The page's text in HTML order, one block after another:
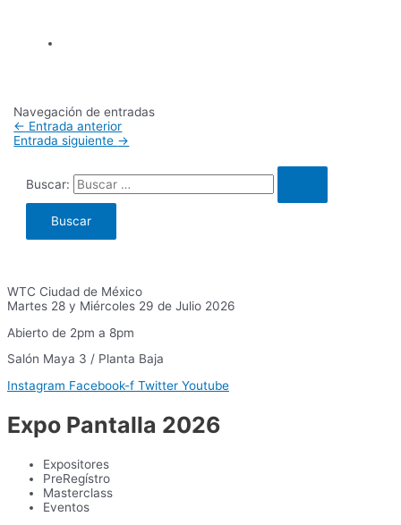
Navegación de entradas
← Entrada anterior
Entrada siguiente →
Buscar:
WTC Ciudad de México
Martes 28 y Miércoles 29 de Julio 2026
Abierto de 2pm a 8pm
Salón Maya 3 / Planta Baja
Instagram Facebook-f Twitter Youtube
Expo Pantalla 2026
Expositores
PreRegístro
Masterclass
Eventos